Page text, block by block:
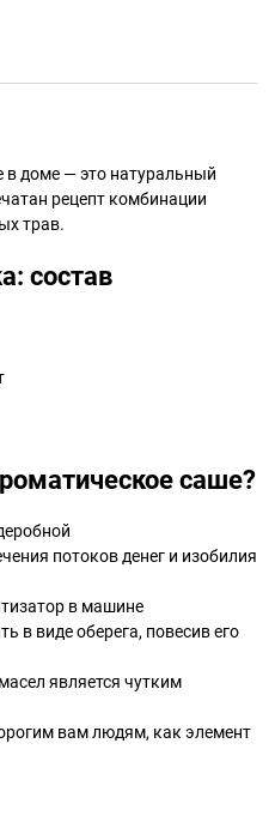
доме — это натуральный
рецепт комбинации
трав.
состав
саше?
потоков денег и изобилия
в машине
в виде оберега, повесив его
является чутким
вам людям, как элемент